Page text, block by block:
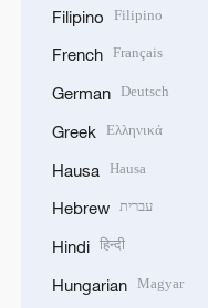
Filipino Filipino
French Français
German Deutsch
Greek Ελληνικά
Hausa Hausa
Hebrew עברית
Hindi हिन्दी
Hungarian Magyar